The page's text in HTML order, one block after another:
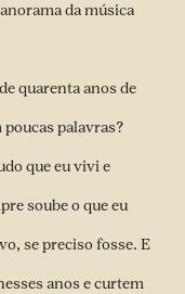
da música
quarenta anos de
palavras?
que eu vivi e
soube o que eu
se preciso fosse. E
anos e curtem